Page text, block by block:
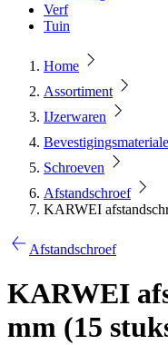
Verf
Tuin
Home
Assortiment
IJzerwaren
Schroeven
Afstandschroef
KARWEI
Afstandschroef
KARWEI
mm (15